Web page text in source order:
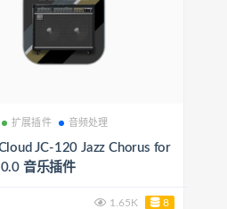
扩展插件 音频处理
JC-120 Jazz Chorus for
音乐插件
1.65K 8